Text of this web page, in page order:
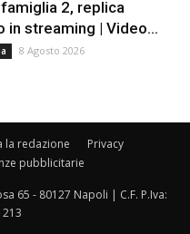
2, replica
in streaming | Video...
8 Agosto 2026
la redazione
Privacy
pubblicitarie
65 - 80127 Napoli | C.F. P.Iva: